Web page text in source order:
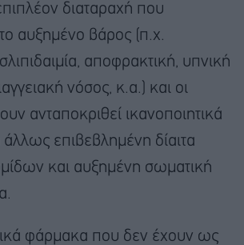
διαταραχή που
το αυξημένο βάρος (π.χ.
αποφρακτική, υπνική
νόσος, κ.α.) και οι
ανταποκριθεί ικανοποιητικά
επιβεβλημένη δίαιτα
και αυξημένη σωματική
φάρμακα που δεν έχουν ως